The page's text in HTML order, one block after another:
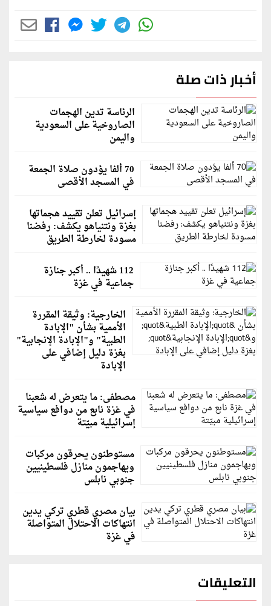
أخبار ذات صلة
الرئاسة تدين الهجمات
الصاروخية على السعودية
واليمن
70 ألفا يؤدون صلاة الجمعة
في المسجد الأقصى
إسرائيل تعلن تقييد هجماتها
بغزة ونتنياهو يكشف: رفضنا
مسودة لخارطة الطريق
112 شهيدًا .. أكبر جنازة
جماعية في غزة
الخارجية: وثيقة المقررة
الأممية بشأن "الإبادة
الطبية" و"الإبادة الإنجابية"
بغزة دليل إضافي على
الإبادة
مصطفى: ما يتعرض له شعبنا
في غزة نابع من دوافع سياسية
إسرائيلية مبيّتة
مستوطنون يحرقون مركبات
ويهاجمون منازل فلسطينيين
جنوبي نابلس
بيان مصري قطري تركي يدين
انتهاكات الاحتلال المتواصلة
في غزة
التعليقات